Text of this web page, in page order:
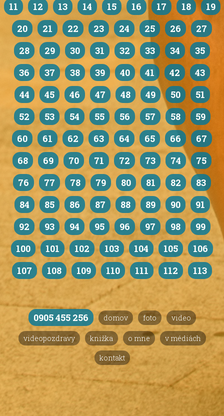
11
12 13 14 15 16 17 18
19
20
21 22 23 24 25 26
27
28
29 30 31 32 33 34
35
36
37 38 39 40 41 42
43
44
45 46 47 48 49 50
51
52
53 54 55 56 57 58
59
60
61 62 63 64 65 66
67
68
69 70 71 72 73 74
75
76
77 78 79 80 81 82
83
84
85 86 87 88 89 90
91
92
93 94 95 96 97 98
99
100
101 102 103 104 105
106
107
108 109 110 111 112 113
0905 455 256 domov foto video
videopozdravy knižka o mne v médiách
kontakt